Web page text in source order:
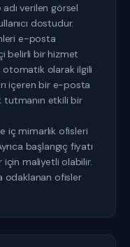
verilen görsel
dostudur.
e-posta
belirli bir hizmet
otomatik olarak ilgili
içeren bir e-posta
tutmanın etkili bir
iç mimarlık ofisleri
başlangıç fiyatı
maliyetli olabilir.
odaklanan ofisler